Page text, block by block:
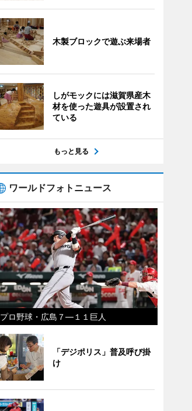
木製ブロックで遊ぶ来場者
しがモックには滋賀県産木
材を使った遊具が設置され
ている
もっと見る
ワールドフォトニュース
プロ野球・広島７―１１巨人
「デジポリス」普及呼び掛
け